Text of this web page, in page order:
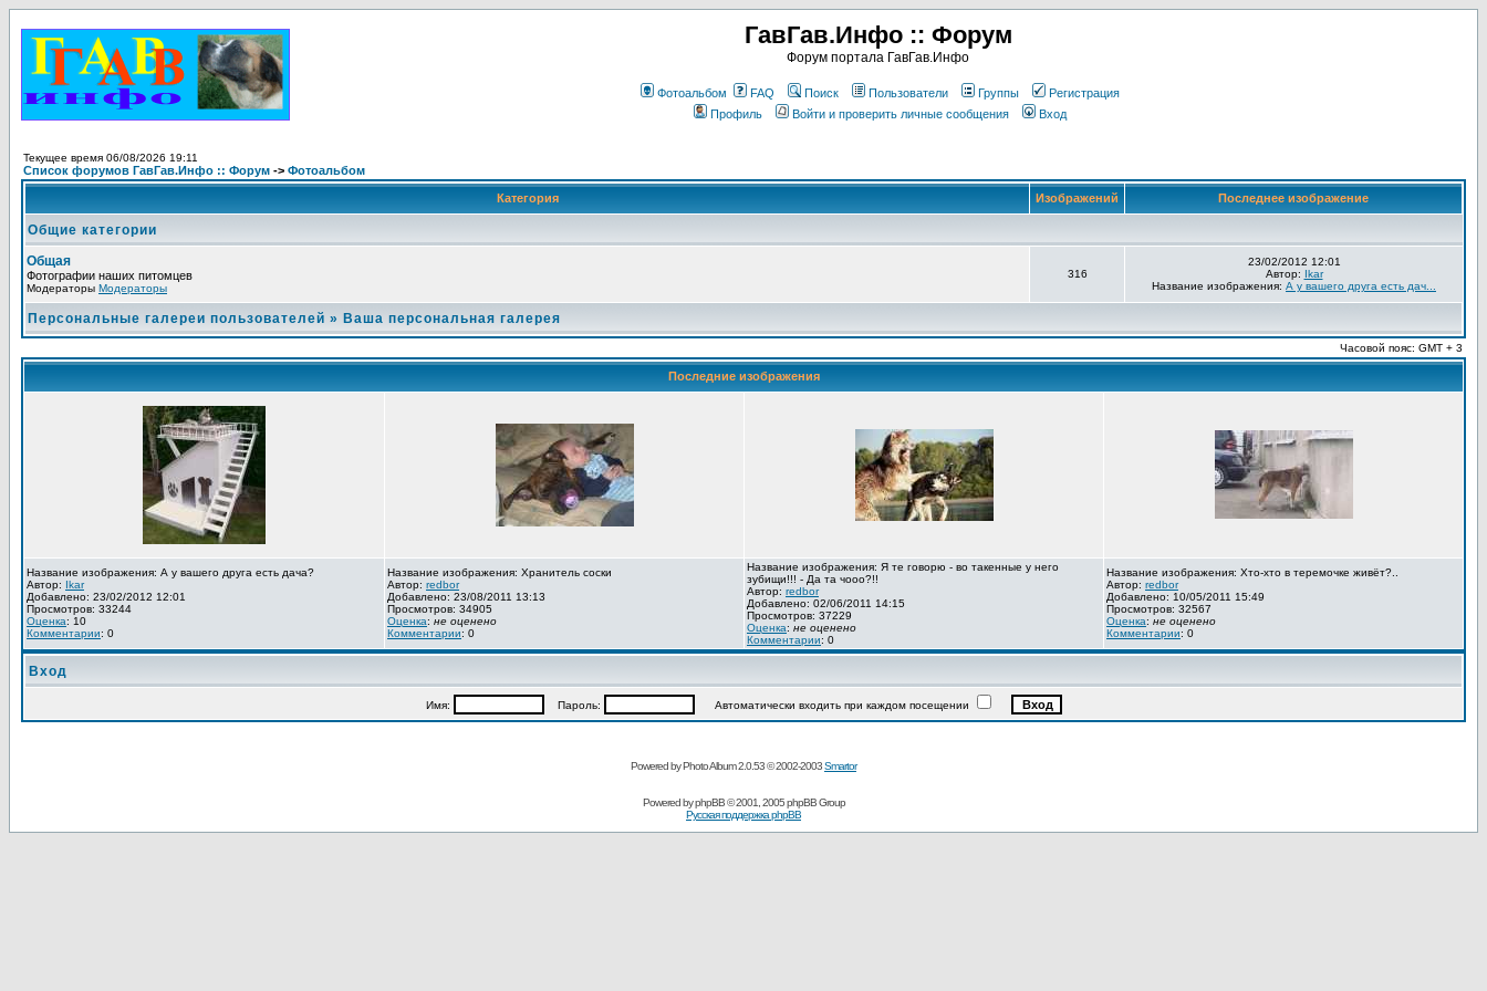
ГавГав.Инфо :: Форум
Форум портала ГавГав.Инфо
Фотоальбом FAQ Поиск Пользователи Группы
Регистрация
Профиль
Войти и проверить личные сообщения Вход
Текущее время 06/08/2026 19:11
Список форумов ГавГав.Инфо :: Форум -> Фотоальбом
Категория Изображений Последнее изображение
Общие категории
Общая
Фотографии наших питомцев
Модераторы Модераторы
316
23/02/2012 12:01
Автор: Ikar
Название изображения: А у вашего друга есть дач...
Персональные галереи пользователей » Ваша персональная галерея
Часовой пояс: GMT + 3
Последние изображения
Название изображения: А у вашего друга есть дача?
Автор: Ikar
Добавлено: 23/02/2012 12:01
Просмотров: 33244
Оценка: 10
Комментарии: 0
Название изображения: Хранитель соски
Автор: redbor
Добавлено: 23/08/2011 13:13
Просмотров: 34905
Оценка: не оценено
Комментарии: 0
Название изображения: Я те говорю - во такенные у него
зубищи!!! - Да та чооо?!!
Автор: redbor
Добавлено: 02/06/2011 14:15
Просмотров: 37229
Оценка: не оценено
Комментарии: 0
Название изображения: Хто-хто в теремочке живёт?..
Автор: redbor
Добавлено: 10/05/2011 15:49
Просмотров: 32567
Оценка: не оценено
Комментарии: 0
Вход
Имя: Пароль: Автоматически входить при каждом посещении
Powered by Photo Album 2.0.53 © 2002-2003Smartor
Powered byphpBB© 2001, 2005 phpBB Group
Русская поддержка phpBB